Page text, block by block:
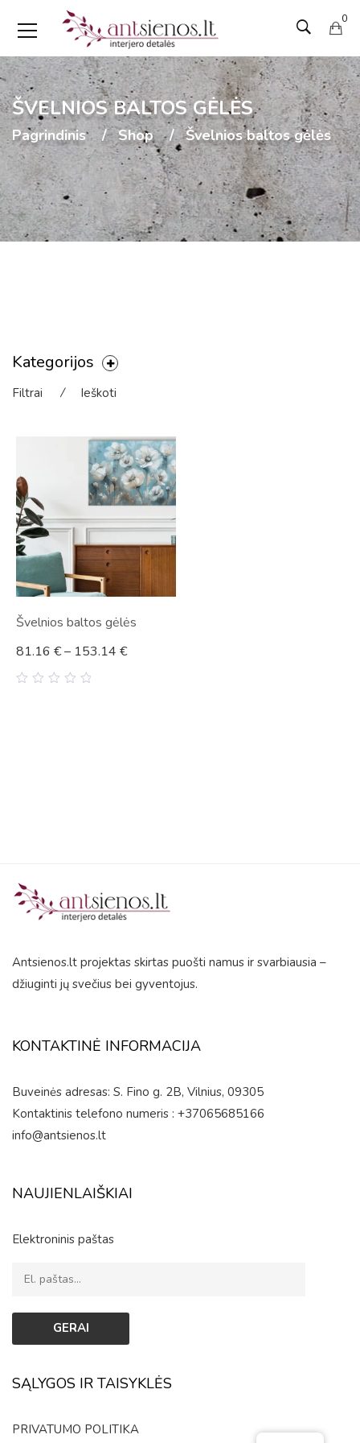
0
ŠVELNIOS BALTOS GĖLĖS
Pagrindinis Shop Švelnios baltos gėlės
Kategorijos
Filtrai ⁄ Ieškoti
Švelnios baltos gėlės
81.16 €– 153.14 €
Antsienos.lt projektas skirtas puošti namus ir svarbiausia –
džiuginti jų svečius bei gyventojus.
KONTAKTINĖ INFORMACIJA
Buveinės adresas: S. Fino g. 2B, Vilnius, 09305
Kontaktinis telefono numeris : +37065685166
info@antsienos.lt
NAUJIENLAIŠKIAI
Elektroninis paštas
SĄLYGOS IR TAISYKLĖS
PRIVATUMO POLITIKA